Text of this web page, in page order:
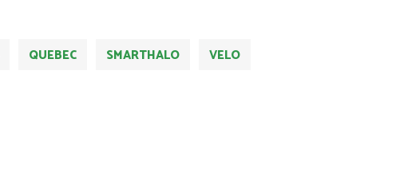
QUEBEC SMARTHALO VELO